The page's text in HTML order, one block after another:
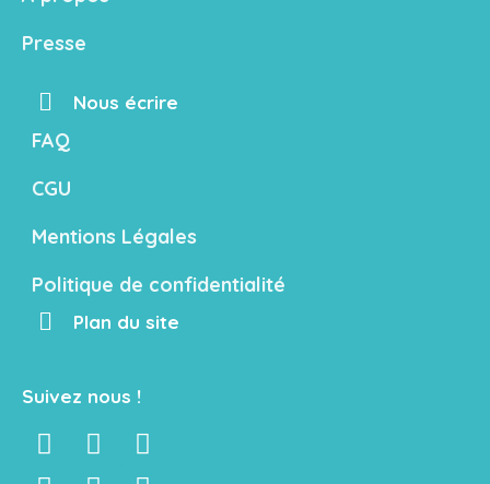
Presse
Nous écrire
FAQ
CGU
Mentions Légales
Politique de confidentialité
Plan du site
Suivez nous !